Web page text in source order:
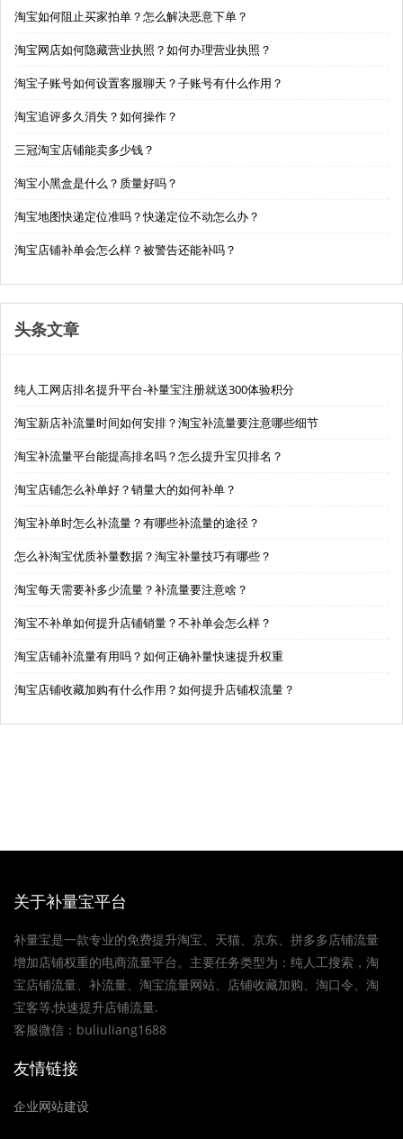
淘宝如何阻止买家拍单？怎么解决恶意下单？
淘宝网店如何隐藏营业执照？如何办理营业执照？
淘宝子账号如何设置客服聊天？子账号有什么作用？
淘宝追评多久消失？如何操作？
三冠淘宝店铺能卖多少钱？
淘宝小黑盒是什么？质量好吗？
淘宝地图快递定位准吗？快递定位不动怎么办？
淘宝店铺补单会怎么样？被警告还能补吗？
头条文章
纯人工网店排名提升平台-补量宝注册就送300体验积分
淘宝新店补流量时间如何安排？淘宝补流量要注意哪些细节
淘宝补流量平台能提高排名吗？怎么提升宝贝排名？
淘宝店铺怎么补单好？销量大的如何补单？
淘宝补单时怎么补流量？有哪些补流量的途径？
怎么补淘宝优质补量数据？淘宝补量技巧有哪些？
淘宝每天需要补多少流量？补流量要注意啥？
淘宝不补单如何提升店铺销量？不补单会怎么样？
淘宝店铺补流量有用吗？如何正确补量快速提升权重
淘宝店铺收藏加购有什么作用？如何提升店铺权流量？
关于补量宝平台
补量宝是一款专业的免费提升淘宝、天猫、京东、拼多多店铺流量
增加店铺权重的电商流量平台。主要任务类型为：纯人工搜索，淘
宝店铺流量、补流量、淘宝流量网站、店铺收藏加购、淘口令、淘
宝客等,快速提升店铺流量.
客服微信：buliuliang1688
友情链接
企业网站建设